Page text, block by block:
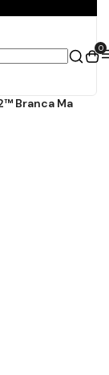
0
Branca Marfim